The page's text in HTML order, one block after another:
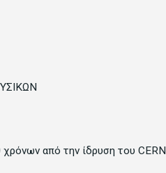
από την ίδρυση του CERN